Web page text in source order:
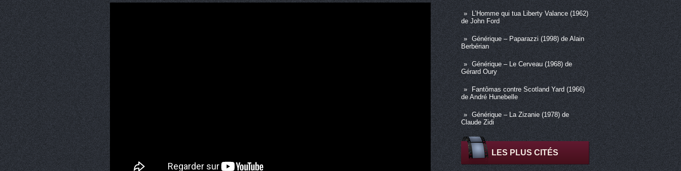
L’Homme qui tua Liberty Valance (1962)
de John Ford
Générique – Paparazzi (1998) de Alain
Berbérian
Générique – Le Cerveau (1968) de
Gérard Oury
Fantômas contre Scotland Yard (1966)
de André Hunebelle
Générique – La Zizanie (1978) de
Claude Zidi
LES PLUS CITÉS